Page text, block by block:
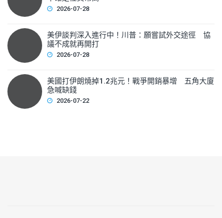
2026-07-28
美伊談判深入進行中！川普：願嘗試外交途徑 協
議不成就再開打
2026-07-28
美國打伊朗燒掉1.2兆元！戰爭開銷暴增 五角大廈
急喊缺錢
2026-07-22